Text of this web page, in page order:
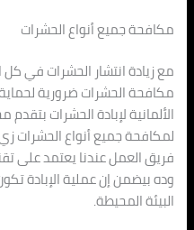
مكافحة جميع أنواع الحشرات
مع زيادة انتشار الحشرات في كل
مكافحة الحشرات ضرورية
الألمانية لإبادة الحشرات
لمكافحة جميع أنواع الحشرات زي
فريق العمل عندنا يعتمد على
وده بيضمن إن عملية الإبادة
البيئة المحيطة.